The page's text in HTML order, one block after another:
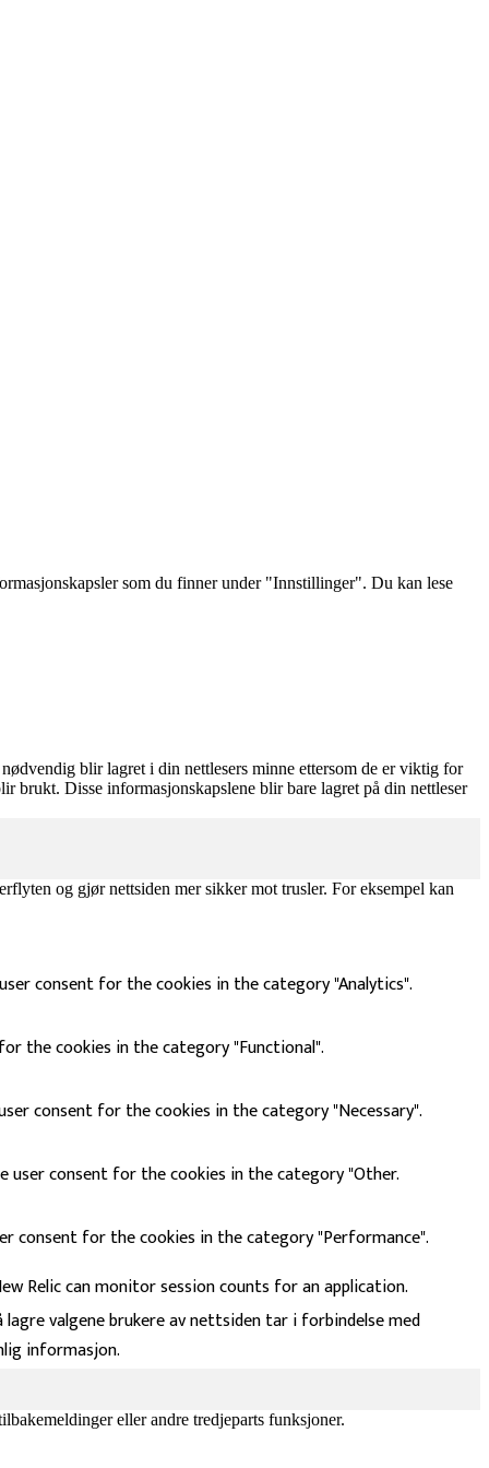
som du finner under "Innstillinger". Du kan lese
blir lagret i din nettlesers minne ettersom de er viktig for
brukt. Disse informasjonskapslene blir bare lagret på din nettleser
og gjør nettsiden mer sikker mot trusler. For eksempel kan
consent for the cookies in the category "Analytics".
the cookies in the category "Functional".
consent for the cookies in the category "Necessary".
user consent for the cookies in the category "Other.
consent for the cookies in the category "Performance".
Relic can monitor session counts for an application.
valgene brukere av nettsiden tar i forbindelse med
informasjon.
eller andre tredjeparts funksjoner.